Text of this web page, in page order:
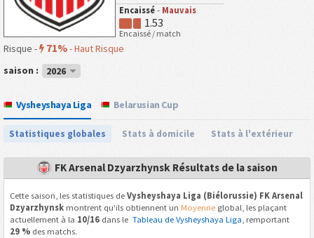
Encaissé - Mauvais
1.53
Encaissé / match
Risque - 71%-Haut Risque
saison :
2026
Vysheyshaya Liga Belarusian Cup
Statistiques globales Stats à domicile Stats à l'extérieur
FK Arsenal Dzyarzhynsk Résultats de la saison
Cette saison, les statistiques de Vysheyshaya Liga (Biélorussie) FK Arsenal
Dzyarzhynskmontrent qu'ils obtiennent un Moyenneglobal, les plaçant
actuellement à la 10/16dans le Tableau de Vysheyshaya Liga, remportant
29 %des matchs.